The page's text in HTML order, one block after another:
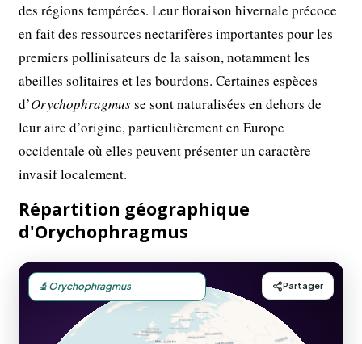
des régions tempérées. Leur floraison hivernale précoce
en fait des ressources nectarifères importantes pour les
premiers pollinisateurs de la saison, notamment les
abeilles solitaires et les bourdons. Certaines espèces
d’Orychophragmusse sont naturalisées en dehors de
leur aire d’origine, particulièrement en Europe
occidentale où elles peuvent présenter un caractère
invasif localement.
Répartition géographique
d'Orychophragmus